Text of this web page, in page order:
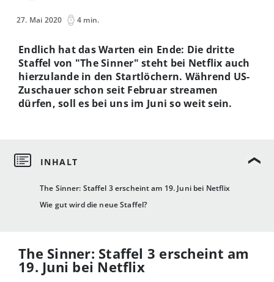
27. Mai 2020 4 min.
The Sinner: Staffel 3 erscheint am 19. Juni bei Netflix
Wie gut wird die neue Staffel?
Endlich hat das Warten ein Ende: Die dritte
Staffel von "The Sinner" steht bei Netflix auch
hierzulande in den Startlöchern. Während US-
Zuschauer schon seit Februar streamen
dürfen, soll es bei uns im Juni so weit sein.
The Sinner: Staffel 3 erscheint am
19. Juni bei Netflix